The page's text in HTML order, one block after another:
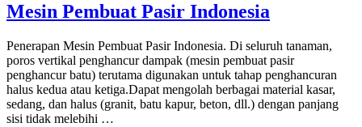
Mesin Pembuat Pasir Indonesia
Penerapan Mesin Pembuat Pasir Indonesia. Di seluruh tanaman,
poros vertikal penghancur dampak (mesin pembuat pasir
penghancur batu) terutama digunakan untuk tahap penghancuran
halus kedua atau ketiga.Dapat mengolah berbagai material kasar,
sedang, dan halus (granit, batu kapur, beton, dll.) dengan panjang
sisi tidak melebihi …